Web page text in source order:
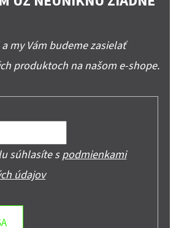
my Vám budeme zasielať
produktoch na našom e-shope.
súhlasíte spodmienkami
údajov